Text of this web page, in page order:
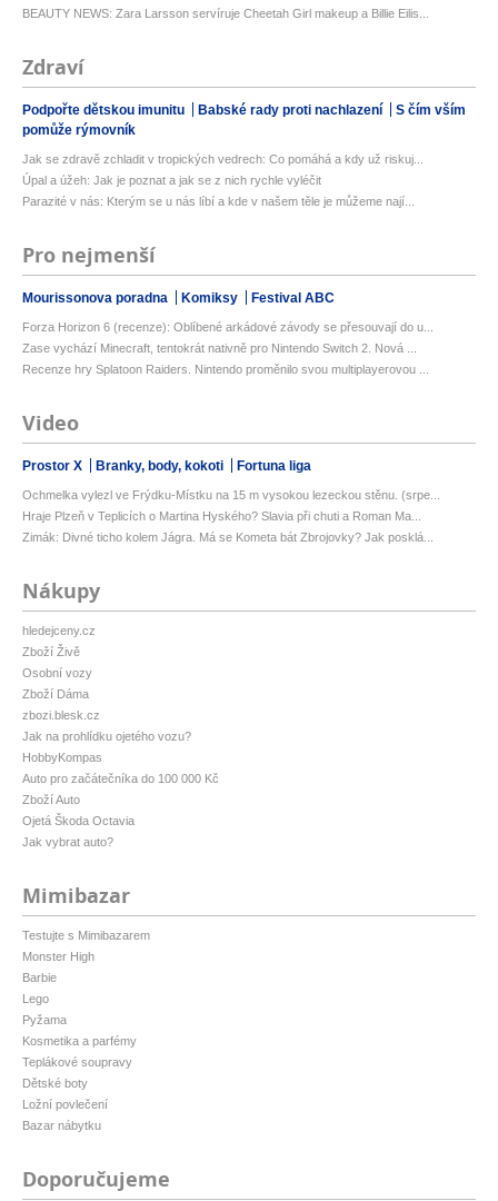
BEAUTY NEWS: Zara Larsson servíruje Cheetah Girl makeup a Billie Eilis...
Zdraví
Podpořte dětskou imunitu Babské rady proti nachlazení
S čím vším
pomůže rýmovník
Jak se zdravě zchladit v tropických vedrech: Co pomáhá a kdy už riskuj...
Úpal a úžeh: Jak je poznat a jak se z nich rychle vyléčit
Parazité v nás: Kterým se u nás líbí a kde v našem těle je můžeme nají...
Pro nejmenší
Mourissonova poradna Komiksy Festival ABC
Forza Horizon 6 (recenze): Oblíbené arkádové závody se přesouvají do u...
Zase vychází Minecraft, tentokrát nativně pro Nintendo Switch 2. Nová ...
Recenze hry Splatoon Raiders. Nintendo proměnilo svou multiplayerovou ...
Video
Prostor X Branky, body, kokoti Fortuna liga
Ochmelka vylezl ve Frýdku-Místku na 15 m vysokou lezeckou stěnu. (srpe...
Hraje Plzeň v Teplicích o Martina Hyského? Slavia při chuti a Roman Ma...
Zimák: Divné ticho kolem Jágra. Má se Kometa bát Zbrojovky? Jak posklá...
Nákupy
hledejceny.cz
Zboží Živě
Osobní vozy
Zboží Dáma
zbozi.blesk.cz
Jak na prohlídku ojetého vozu?
HobbyKompas
Auto pro začátečníka do 100 000 Kč
Zboží Auto
Ojetá Škoda Octavia
Jak vybrat auto?
Mimibazar
Testujte s Mimibazarem
Monster High
Barbie
Lego
Pyžama
Kosmetika a parfémy
Teplákové soupravy
Dětské boty
Ložní povlečení
Bazar nábytku
Doporučujeme